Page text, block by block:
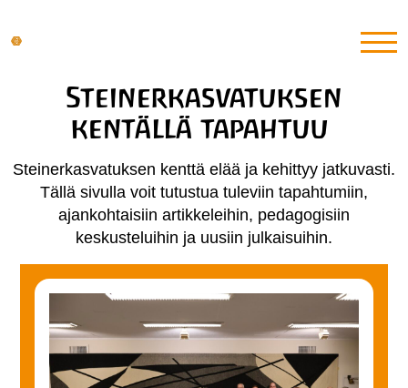
Steinerkasvatuksen
kentällä tapahtuu
Steinerkasvatuksen kenttä elää ja kehittyy jatkuvasti.
Tällä sivulla voit tutustua tuleviin tapahtumiin,
ajankohtaisiin artikkeleihin, pedagogisiin
keskusteluihin ja uusiin julkaisuihin.